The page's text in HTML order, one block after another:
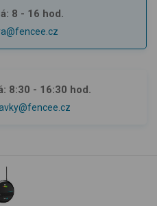
8 - 16 hod.
8:30 - 16:30 hod.